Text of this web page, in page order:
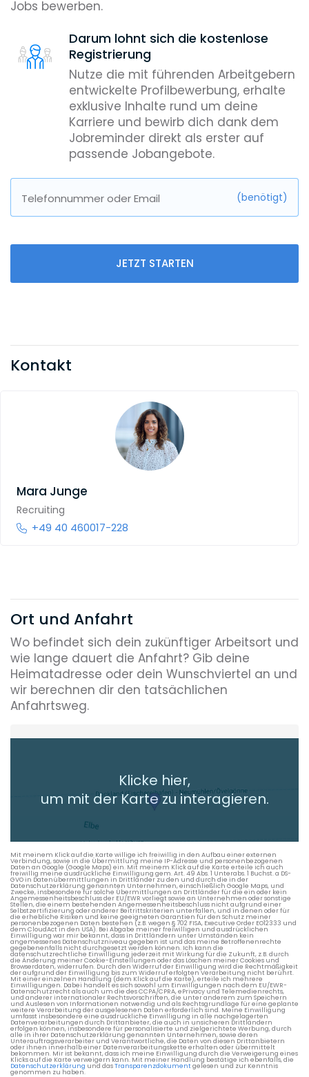
Jobs bewerben.
Darum lohnt sich die kostenlose
Registrierung
Nutze die mit führenden Arbeitgebern
entwickelte Profilbewerbung, erhalte
exklusive Inhalte rund um deine
Karriere und bewirb dich dank dem
Jobreminder direkt als erster auf
passende Jobangebote.
Telefonnummer oder Email (benötigt)
JETZT STARTEN
Kontakt
Mara Junge
Recruiting
+49 40 460017-228
Ort und Anfahrt
Wo befindet sich dein zukünftiger Arbeitsort und
wie lange dauert die Anfahrt? Gib deine
Heimatadresse oder dein Wunschviertel an und
wir berechnen dir den tatsächlichen
Anfahrtsweg.
Heimatadresse oder Wunschort
+ Aktuellen Standort hinzufügen
Die berechneten Anreisezeiten basieren auf den
Verkehrsdaten eines typischen Dienstag morgens um 8:30.
Klicke hier,
um mit der Karte zu interagieren.
Mit meinem Klick auf die Karte willige ich freiwillig in den Aufbau einer externen
Verbindung, sowie in die Übermittlung meine IP-Adresse und personenbezogenen
Daten an Google (Google Maps) ein. Mit meinem Klick auf die Karte erteile ich auch
freiwillig meine ausdrückliche Einwilligung gem. Art. 49 Abs. 1 Unterabs. 1 Buchst. a DS-
GVO in Datenübermittlungen in Drittländer zu den und durch die in der
Datenschutzerklärung genannten Unternehmen, einschließlich Google Maps, und
Zwecke, insbesondere für solche Übermittlungen an Drittländer für die ein oder kein
Angemessenheitsbeschluss der EU/EWR vorliegt sowie an Unternehmen oder sonstige
Stellen, die einem bestehenden Angemessenheitsbeschluss nicht aufgrund einer
Selbstzertifizierung oder anderer Beitrittskriterien unterfallen, und in denen oder für
die erhebliche Risiken und keine geeigneten Garantien für den Schutz meiner
personenbezogenen Daten bestehen (z.B. wegen § 702 FISA, Executive Order EO12333 und
dem CloudAct in den USA). Bei Abgabe meiner freiwilligen und ausdrücklichen
Einwilligung war mir bekannt, dass in Drittländern unter Umständen kein
angemessenes Datenschutzniveau gegeben ist und das meine Betroffenenrechte
gegebenenfalls nicht durchgesetzt werden können. Ich kann die
datenschutzrechtliche Einwilligung jederzeit mit Wirkung für die Zukunft, z.B. durch
die Änderung meiner Cookie-Einstellungen oder das Löschen meiner Cookies und
Browserdaten, widerrufen. Durch den Widerruf der Einwilligung wird die Rechtmäßigkeit
der aufgrund der Einwilligung bis zum Widerruf erfolgten Verarbeitung nicht berührt.
Mit einer einzelnen Handlung (dem Klick auf die Karte), erteile ich mehrere
Einwilligungen. Dabei handelt es sich sowohl um Einwilligungen nach dem EU/EWR-
Datenschutzrecht als auch um die des CCPA/CPRA, ePrivacy und Telemedienrechts,
und anderer internationaler Rechtsvorschriften, die unter anderem zum Speichern
und Auslesen von Informationen notwendig und als Rechtsgrundlage für eine geplante
weitere Verarbeitung der ausgelesenen Daten erforderlich sind. Meine Einwilligung
umfasst insbesondere eine ausdrückliche Einwilligung in alle nachgelagerten
Datenverarbeitungen durch Drittanbieter, die auch in unsicheren Drittländern
erfolgen können, insbesondere für personalisierte und zielgerichtete Werbung, durch
alle in ihrer Datenschutzerklärung genannten Unternehmen, sowie deren
Unterauftragsverarbeiter und Verantwortliche, die Daten von diesen Drittanbietern
oder ihnen innerhalb einer Datenverarbeitungskette erhalten oder übermittelt
bekommen. Mir ist bekannt, dass ich meine Einwilligung durch die Verweigerung eines
Klicks auf die Karte verweigern kann. Mit meiner Handlung bestätige ich ebenfalls, die
Datenschutzerklärung und dasTransparenzdokumentgelesen und zur Kenntnis
genommen zu haben.